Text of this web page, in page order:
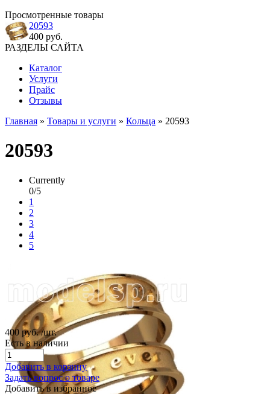
Просмотренные товары
20593
400 руб.
РАЗДЕЛЫ САЙТА
Каталог
Услуги
Прайс
Отзывы
Главная » Товары и услуги » Кольца » 20593
20593
Currently
0/5
1
2
3
4
5
400 руб./шт.
Есть в наличии
Добавить в корзину
Задать вопрос о товаре
Добавить в избранное